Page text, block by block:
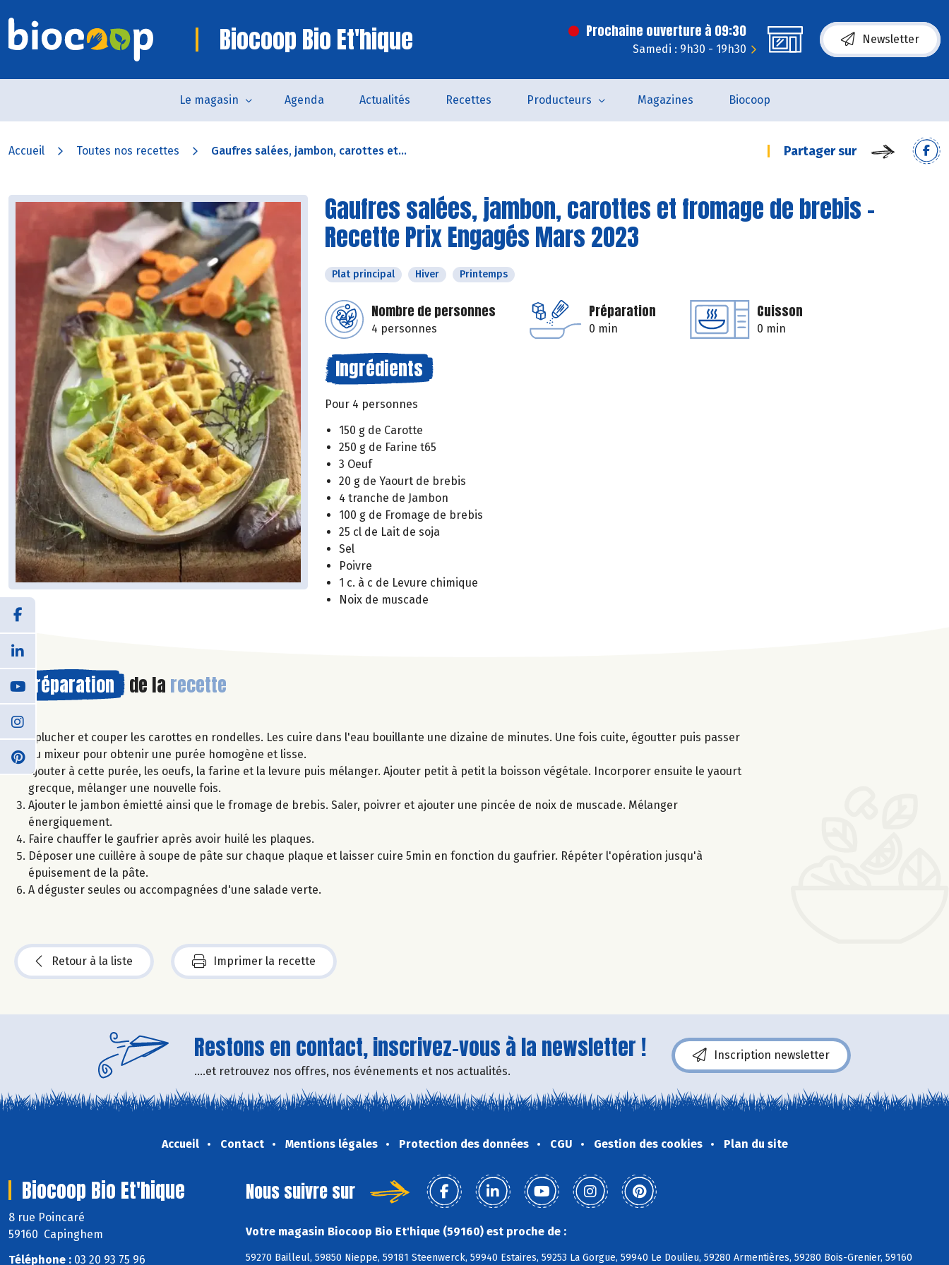
Biocoop Bio Et'hique Prochaine ouverture à 09:30
Samedi : 9h30 - 19h30
Newsletter
Le magasin Agenda Actualités Recettes Producteurs Magazines Biocoop
Accueil Toutes nos recettes Gaufres salées, jambon, carottes et... Partager sur
Gaufres salées, jambon, carottes et fromage de brebis -
Recette Prix Engagés Mars 2023
Plat principal Hiver Printemps
Nombre de personnes
4 personnes
Préparation
0 min
Cuisson
0 min
Ingrédients
Pour 4 personnes
150 g de Carotte
250 g de Farine t65
3 Oeuf
20 g de Yaourt de brebis
4 tranche de Jambon
100 g de Fromage de brebis
25 cl de Lait de soja
Sel
Poivre
1 c. à c de Levure chimique
Noix de muscade
Préparation de la recette
Eplucher et couper les carottes en rondelles. Les cuire dans l'eau bouillante une dizaine de minutes. Une fois cuite, égoutter puis passer
au mixeur pour obtenir une purée homogène et lisse.
Ajouter à cette purée, les oeufs, la farine et la levure puis mélanger. Ajouter petit à petit la boisson végétale. Incorporer ensuite le yaourt
grecque, mélanger une nouvelle fois.
Ajouter le jambon émietté ainsi que le fromage de brebis. Saler, poivrer et ajouter une pincée de noix de muscade. Mélanger
énergiquement.
Faire chauffer le gaufrier après avoir huilé les plaques.
Déposer une cuillère à soupe de pâte sur chaque plaque et laisser cuire 5min en fonction du gaufrier. Répéter l'opération jusqu'à
épuisement de la pâte.
A déguster seules ou accompagnées d'une salade verte.
Retour à la liste Imprimer la recette
Restons en contact, inscrivez-vous à la newsletter !
....et retrouvez nos offres, nos événements et nos actualités.
Inscription newsletter
Accueil Contact Mentions légales Protection des données CGU Gestion des cookies Plan du site
Biocoop Bio Et'hique
8 rue Poincaré
59160 Capinghem
Téléphone : 03 20 93 75 96
Nous suivre sur
Votre magasin Biocoop Bio Et'hique (59160) est proche de :
59270 Bailleul, 59850 Nieppe, 59181 Steenwerck, 59940 Estaires, 59253 La Gorgue, 59940 Le Doulieu, 59280 Armentières, 59280 Bois-Grenier, 59160